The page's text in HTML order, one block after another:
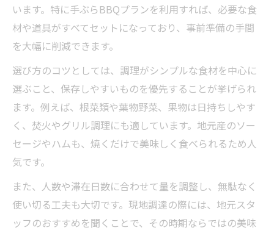
います。特に手ぶらBBQプランを利用すれば、必要な食
材や道具がすべてセットになっており、事前準備の手間
を大幅に削減できます。
選び方のコツとしては、調理がシンプルな食材を中心に
選ぶこと、保存しやすいものを優先することが挙げられ
ます。例えば、根菜類や葉物野菜、果物は日持ちしやす
く、焚火やグリル調理にも適しています。地元産のソー
セージやハムも、焼くだけで美味しく食べられるため人
気です。
また、人数や滞在日数に合わせて量を調整し、無駄なく
使い切る工夫も大切です。現地調達の際には、地元スタ
ッフのおすすめを聞くことで、その時期ならではの美味